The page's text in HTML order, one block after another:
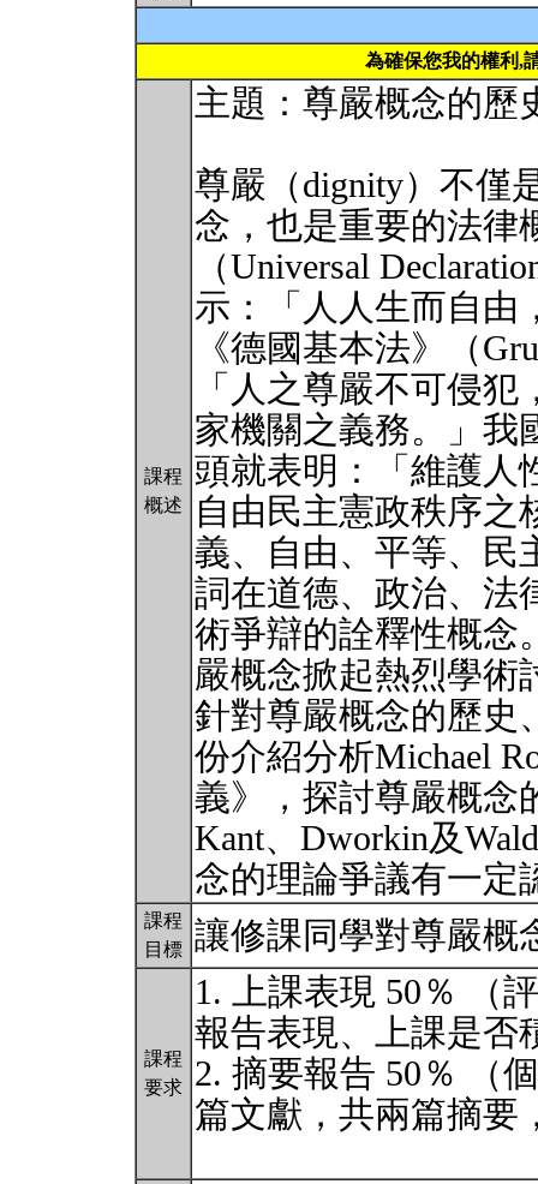
為確保您我的權利,
課程
概述
主題：尊嚴概念的歷
尊嚴（dignity）不僅
念，也是重要的法律
（Universal
示：「人人生而自由
《德國基本法》（
「人之尊嚴不可侵
家機關之義務。」我
頭就表明：「維護人
自由民主憲政秩序之
義、自由、平等、民
詞在道德、政治、法
術爭辯的詮釋性概念
嚴概念掀起熱烈學術
針對尊嚴概念的歷史
份介紹分析Michael
義》，探討尊嚴概念
Kant、Dworkin及
念的理論爭議有一定
課程
目標 讓修課同學對尊嚴
課程
要求
1. 上課表現 50％ （
報告表現、上課是否
2. 摘要報告 50％ （
篇文獻，共兩篇摘要